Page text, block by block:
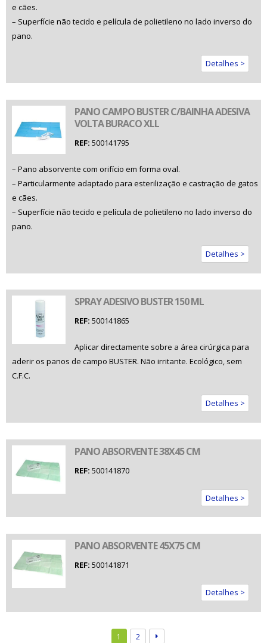
e cães.
– Superfície não tecido e película de polietileno no lado inverso do
pano.
Detalhes >
PANO CAMPO BUSTER C/BAINHA ADESIVA
VOLTA BURACO XLL
REF: 500141795
– Pano absorvente com orifício em forma oval.
– Particularmente adaptado para esterilização e castração de gatos
e cães.
– Superfície não tecido e película de polietileno no lado inverso do
pano.
Detalhes >
SPRAY ADESIVO BUSTER 150 ML
REF: 500141865
Aplicar directamente sobre a área cirúrgica para
aderir os panos de campo BUSTER. Não irritante. Ecológico, sem
C.F.C.
Detalhes >
PANO ABSORVENTE 38X45 CM
REF: 500141870
Detalhes >
PANO ABSORVENTE 45X75 CM
REF: 500141871
Detalhes >
1 2